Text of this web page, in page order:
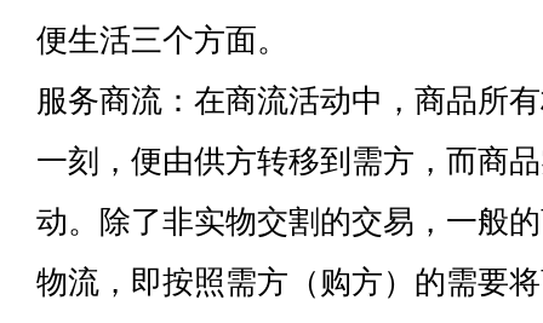
便生活三个方面。
服务商流：在商流活动中，商品所
一刻，便由供方转移到需方，而商
动。除了非实物交割的交易，一般
物流，即按照需方（购方）的需要